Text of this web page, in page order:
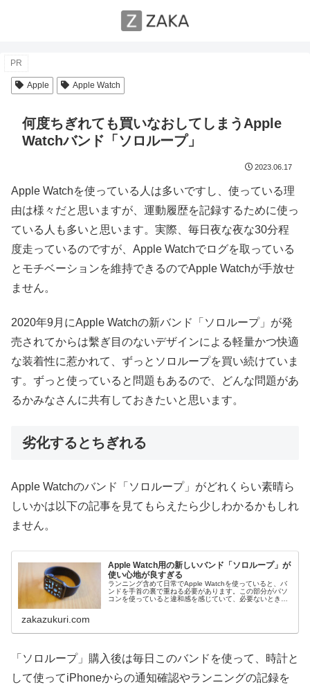
PR
Apple Apple Watch
何度ちぎれても買いなおしてしまうApple
Watchバンド「ソロループ」
2023.06.17
Apple Watchを使っている人は多いですし、使っている理
由は様々だと思いますが、運動履歴を記録するために使っ
ている人も多いと思います。実際、毎日夜な夜な30分程
度走っているのですが、Apple Watchでログを取っている
とモチベーションを維持できるのでApple Watchが手放せ
ません。
2020年9月にApple Watchの新バンド「ソロループ」が発
売されてからは繫ぎ目のないデザインによる軽量かつ快適
な装着性に惹かれて、ずっとソロループを買い続けていま
す。ずっと使っていると問題もあるので、どんな問題があ
るかみなさんに共有しておきたいと思います。
劣化するとちぎれる
Apple Watchのバンド「ソロループ」がどれくらい素晴ら
しいかは以下の記事を見てもらえたら少しわかるかもしれ
ません。
Apple Watch用の新しいバンド「ソロループ」が
使い心地が良すぎる
ランニング含めて日常でApple Watchを使っていると、バ
ンドを手首の裏で重ねる必要があります。この部分がパソ
コンを使っていると違和感を感じていて、必要ないときは
zakazukuri.com
「ソロループ」購入後は毎日このバンドを使って、時計と
して使ってiPhoneからの通知確認やランニングの記録を